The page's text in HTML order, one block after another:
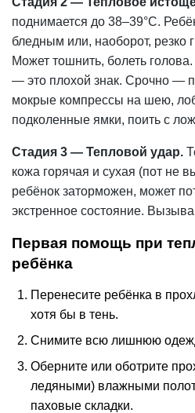
поднимается до 38–39°С.
бледным или, наоборот, резко
Может тошнить, болеть
— это плохой знак. Срочно —
мокрые компрессы на шею,
подколенные ямки, поить с
Стадия 3 — Тепловой удар.
кожа горячая и сухая (пот не
ребёнок заторможен, может
экстренное состояние.
Первая помощь при
ребёнка
Перенесите ребёнка в
хотя бы в тень.
Снимите всю лишнюю
Оберните или оботрите
ледяными) влажными
паховые складки.